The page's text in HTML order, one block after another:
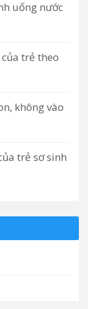
uống nước
của trẻ theo
không vào
trẻ sơ sinh